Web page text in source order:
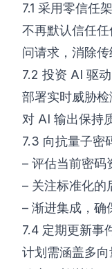
7.1 采用零信任
不再默认信任
问请求，消除传
7.2 投资 AI 驱
部署实时威胁检
对 AI 输出保持
7.3 向抗量子密
– 评估当前密码
– 关注标准化的
– 渐进集成，确
7.4 定期更新事
计划需涵盖多